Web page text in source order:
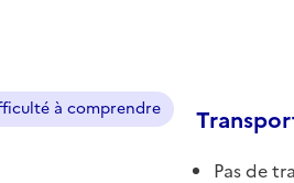
à comprendre
Pas de